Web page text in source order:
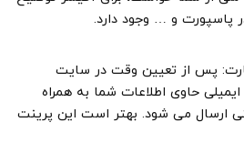
پاسپورت و … وجود دارد.
پس از تعیین وقت در سایت
حاوی اطلاعات شما به همراه
ارسال می شود. بهتر است این پرینت